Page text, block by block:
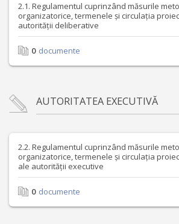
2.1. Regulamentul cuprinzând măsurile
organizatorice, termenele și circulația
autorității deliberative
0 documente
AUTORITATEA EXECUTIVĂ
2.2. Regulamentul cuprinzând măsurile
organizatorice, termenele și circulația
ale autorității executive
0 documente